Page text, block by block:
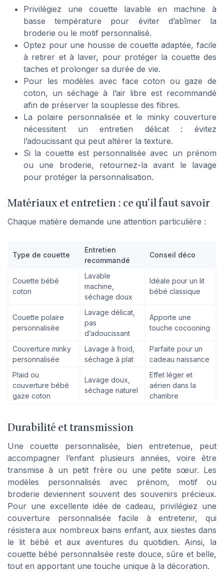
Privilégiez une couette lavable en machine à
basse température pour éviter d’abîmer la
broderie ou le motif personnalisé.
Optez pour une housse de couette adaptée, facile
à retirer et à laver, pour protéger la couette des
taches et prolonger sa durée de vie.
Pour les modèles avec face coton ou gaze de
coton, un séchage à l’air libre est recommandé
afin de préserver la souplesse des fibres.
La polaire personnalisée et le minky couverture
nécessitent un entretien délicat : évitez
l’adoucissant qui peut altérer la texture.
Si la couette est personnalisée avec un prénom
ou une broderie, retournez-la avant le lavage
pour protéger la personnalisation.
Matériaux et entretien : ce qu’il faut savoir
Chaque matière demande une attention particulière :
Type de couette
Entretien
recommandé
Conseil déco
Couette bébé
coton
Lavable
machine,
séchage doux
Idéale pour un lit
bébé classique
Couette polaire
personnalisée
Lavage délicat,
pas
d’adoucissant
Apporte une
touche cocooning
Couverture minky
personnalisée
Lavage à froid,
séchage à plat
Parfaite pour un
cadeau naissance
Plaid ou
couverture bébé
gaze coton
Lavage doux,
séchage naturel
Effet léger et
aérien dans la
chambre
Durabilité et transmission
Une couette personnalisée, bien entretenue, peut
accompagner l’enfant plusieurs années, voire être
transmise à un petit frère ou une petite sœur. Les
modèles personnalisés avec prénom, motif ou
broderie deviennent souvent des souvenirs précieux.
Pour une excellente idée de cadeau, privilégiez une
couverture personnalisée facile à entretenir, qui
résistera aux nombreux bains enfant, aux siestes dans
le lit bébé et aux aventures du quotidien. Ainsi, la
couette bébé personnalisée reste douce, sûre et belle,
tout en apportant une touche unique à la décoration.